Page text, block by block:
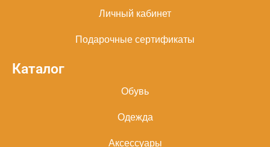
Личный кабинет
Подарочные сертификаты
Каталог
Обувь
Одежда
Аксессуары